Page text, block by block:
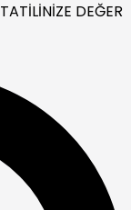
TATİLİNİZE DEĞER